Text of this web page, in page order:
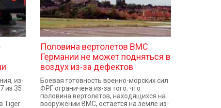
из-
из 35
Tiger
Половина вертолетов ВМС
Германии не может подняться в
воздух из-за дефектов
Боевая готовность военно-морских сил
ФРГ ограничена из-за того, что
половина вертолетов, находящихся на
вооружении ВМС, остается на земле из-